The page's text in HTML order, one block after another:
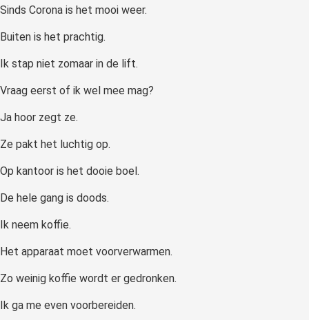
Sinds Corona is het mooi weer.
Buiten is het prachtig.
Ik stap niet zomaar in de lift.
Vraag eerst of ik wel mee mag?
Ja hoor zegt ze.
Ze pakt het luchtig op.
Op kantoor is het dooie boel.
De hele gang is doods.
Ik neem koffie.
Het apparaat moet voorverwarmen.
Zo weinig koffie wordt er gedronken.
Ik ga me even voorbereiden.